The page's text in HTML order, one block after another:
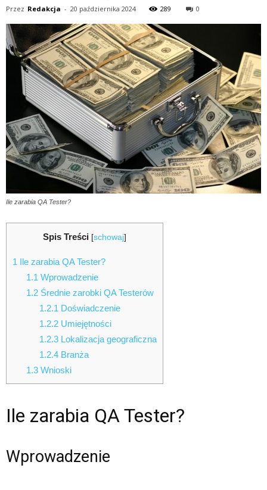
Przez Redakcja - 20 października 2024 289 0
Ile zarabia QA Tester?
Spis Treści [schowaj]
1 Ile zarabia QA Tester?
1.1 Wprowadzenie
1.2Średnie zarobki QA Testerów
1.2.1 Doświadczenie
1.2.2 Umiejętności
1.2.3 Lokalizacja geograficzna
1.2.4 Branża
1.3Wnioski
Ile zarabia QA Tester?
Wprowadzenie